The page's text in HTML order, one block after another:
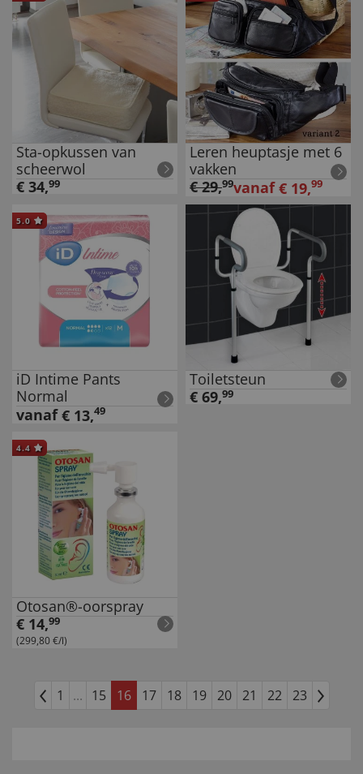
Sta-opkussen van
scheerwol
€ 34,99
Leren heuptasje met 6
vakken
€29,99vanaf € 19,99
5.0
iD Intime Pants
Normal
vanaf € 13,49
Toiletsteun
€ 69,99
4.4
Otosan®-oorspray
€ 14,99
(299,80 €/l)
1 ... 15 16 17 18 19 20 21 22 23